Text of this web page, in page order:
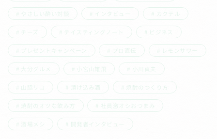
やさしい酔い対談 インタビュー カクテル
チーズ テイスティングノート ビジネス
プレゼントキャンペーン プロ直伝 レモンサワー
大分グルメ 小宮山雄飛 小川貞夫
山脇リコ 漬け込み酒 焼酎のつくり方
焼酎のオツな飲み方 社員激オシおつまみ
酒場メシ 開発者インタビュー